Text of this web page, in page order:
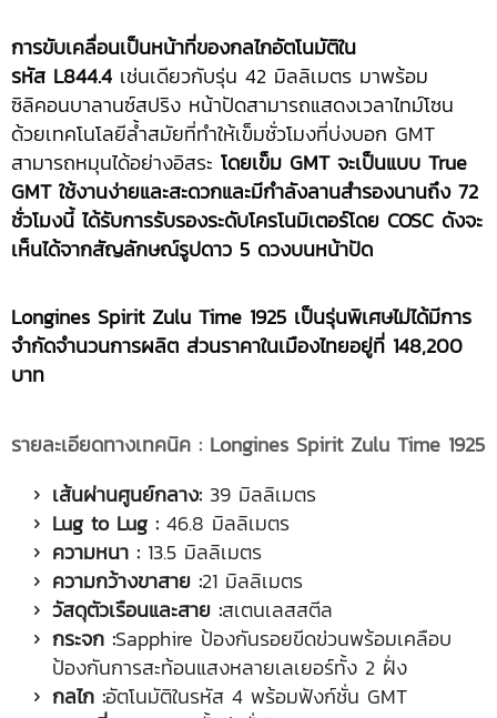
การขับเคลื่อนเป็นหน้าที่ของกลไกอัตโนมัติใน
รหัส L844.4 เช่นเดียวกับรุ่น 42 มิลลิเมตร มาพร้อม
ซิลิคอนบาลานซ์สปริง หน้าปัดสามารถแสดงเวลาไทม์โซน
ด้วยเทคโนโลยีล้ำสมัยที่ทำให้เข็มชั่วโมงที่บ่งบอก GMT
สามารถหมุนได้อย่างอิสระ โดยเข็ม GMT จะเป็นแบบ True
GMT ใช้งานง่ายและสะดวกและมีกำลังลานสำรองนานถึง 72
ชั่วโมงนี้ ได้รับการรับรองระดับโครโนมิเตอร์โดย COSC ดังจะ
เห็นได้จากสัญลักษณ์รูปดาว 5 ดวงบนหน้าปัด
Longines Spirit Zulu Time 1925 เป็นรุ่นพิเศษไม่ได้มีการ
จำกัดจำนวนการผลิต ส่วนราคาในเมืองไทยอยู่ที่ 148,200
บาท
รายละเอียดทางเทคนิค : Longines Spirit Zulu Time 1925
เส้นผ่านศูนย์กลาง: 39 มิลลิเมตร
Lug to Lug : 46.8 มิลลิเมตร
ความหนา : 13.5 มิลลิเมตร
ความกว้างขาสาย :21 มิลลิเมตร
วัสดุตัวเรือนและสาย :สเตนเลสสตีล
กระจก :Sapphire ป้องกันรอยขีดข่วนพร้อมเคลือบ
ป้องกันการสะท้อนแสงหลายเลเยอร์ทั้ง 2 ฝั่ง
กลไก :อัตโนมัติในรหัส 4 พร้อมฟังก์ชั่น GMT